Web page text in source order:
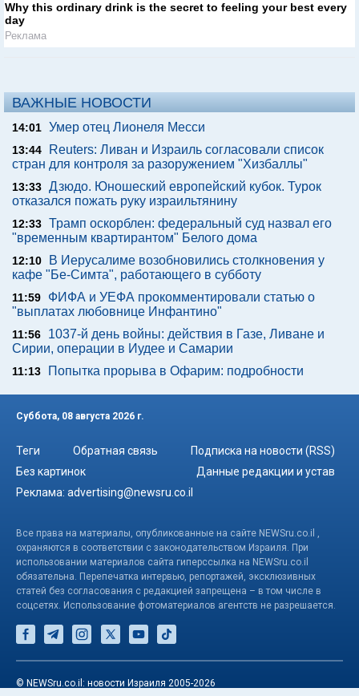
Why this ordinary drink is the secret to feeling your best every
day
Реклама
ВАЖНЫЕ НОВОСТИ
14:01 Умер отец Лионеля Месси
13:44
Reuters: Ливан и Израиль согласовали список
стран для контроля за разоружением "Хизбаллы"
13:33 Дзюдо. Юношеский европейский кубок. Турок
отказался пожать руку израильтянину
12:33 Трамп оскорблен: федеральный суд назвал его
"временным квартирантом" Белого дома
12:10
В Иерусалиме возобновились столкновения у
кафе "Бе-Симта", работающего в субботу
11:59
ФИФА и УЕФА прокомментировали статью о
"выплатах любовнице Инфантино"
11:56
1037-й день войны: действия в Газе, Ливане и
Сирии, операции в Иудее и Самарии
11:13 Попытка прорыва в Офарим: подробности
Суббота, 08 августа 2026 г.
Теги Обратная связь
Подписка на новости (RSS)
Без картинок
Данные редакции и устав
Реклама: advertising@newsru.co.il
Все права на материалы, опубликованные на сайте NEWSru.co.il ,
охраняются в соответствии с законодательством Израиля. При
использовании материалов сайта гиперссылка на NEWSru.co.il
обязательна. Перепечатка интервью, репортажей, эксклюзивных
статей без согласования с редакцией запрещена – в том числе в
соцсетях. Использование фотоматериалов агентств не разрешается.
© NEWSru.co.il: новости Израиля 2005-2026